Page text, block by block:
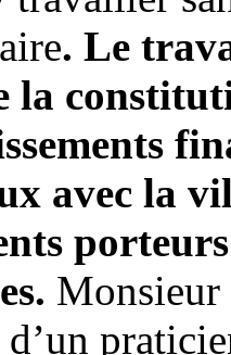
. Le
la
avec la
Monsieur